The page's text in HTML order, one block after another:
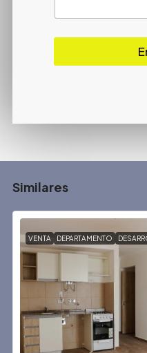
Similares
VENTA DEPARTAMENTO